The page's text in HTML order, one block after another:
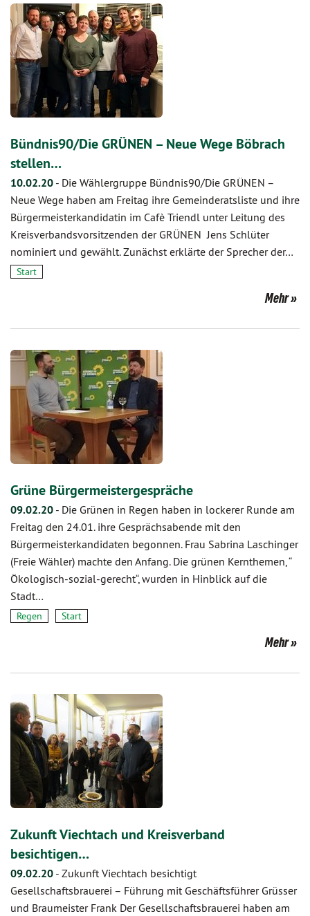
Bündnis90/Die GRÜNEN – Neue Wege Böbrach
stellen…
10.02.20 - Die Wählergruppe Bündnis90/Die GRÜNEN –
Neue Wege haben am Freitag ihre Gemeinderatsliste und ihre
Bürgermeisterkandidatin im Cafè Triendl unter Leitung des
Kreisverbandsvorsitzenden der GRÜNEN Jens Schlüter
nominiert und gewählt. Zunächst erklärte der Sprecher der…
Start
Mehr
Grüne Bürgermeistergespräche
09.02.20 - Die Grünen in Regen haben in lockerer Runde am
Freitag den 24.01. ihre Gesprächsabende mit den
Bürgermeisterkandidaten begonnen. Frau Sabrina Laschinger
(Freie Wähler) machte den Anfang. Die grünen Kernthemen, “
Ökologisch-sozial-gerecht“, wurden in Hinblick auf die
Stadt…
Regen Start
Mehr
Zukunft Viechtach und Kreisverband
besichtigen…
09.02.20 - Zukunft Viechtach besichtigt
Gesellschaftsbrauerei – Führung mit Geschäftsführer Grüsser
und Braumeister Frank Der Gesellschaftsbrauerei haben am